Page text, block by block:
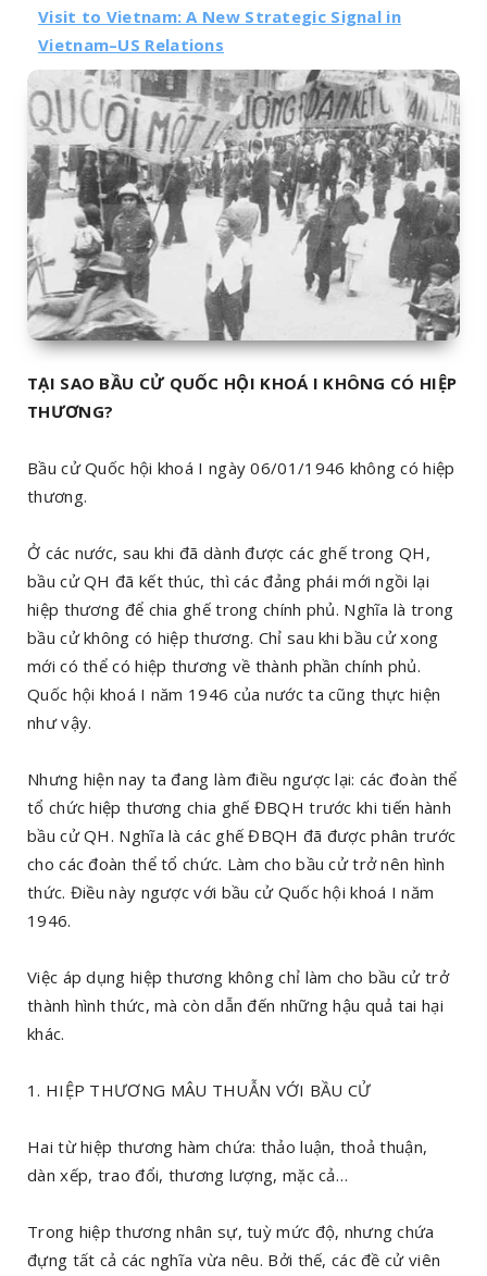
Visit to Vietnam: A New Strategic Signal in
Vietnam–US Relations
TẠI SAO BẦU CỬ QUỐC HỘI KHOÁ I KHÔNG CÓ HIỆP
THƯƠNG?
Bầu cử Quốc hội khoá I ngày 06/01/1946 không có hiệp
thương.
Ở các nước, sau khi đã dành được các ghế trong QH,
bầu cử QH đã kết thúc, thì các đảng phái mới ngồi lại
hiệp thương để chia ghế trong chính phủ. Nghĩa là trong
bầu cử không có hiệp thương. Chỉ sau khi bầu cử xong
mới có thể có hiệp thương về thành phần chính phủ.
Quốc hội khoá I năm 1946 của nước ta cũng thực hiện
như vậy.
Nhưng hiện nay ta đang làm điều ngược lại: các đoàn thể
tổ chức hiệp thương chia ghế ĐBQH trước khi tiến hành
bầu cử QH. Nghĩa là các ghế ĐBQH đã được phân trước
cho các đoàn thể tổ chức. Làm cho bầu cử trở nên hình
thức. Điều này ngược với bầu cử Quốc hội khoá I năm
1946.
Việc áp dụng hiệp thương không chỉ làm cho bầu cử trở
thành hình thức, mà còn dẫn đến những hậu quả tai hại
khác.
1. HIỆP THƯƠNG MÂU THUẪN VỚI BẦU CỬ
Hai từ hiệp thương hàm chứa: thảo luận, thoả thuận,
dàn xếp, trao đổi, thương lượng, mặc cả…
Trong hiệp thương nhân sự, tuỳ mức độ, nhưng chứa
đựng tất cả các nghĩa vừa nêu. Bởi thế, các đề cử viên